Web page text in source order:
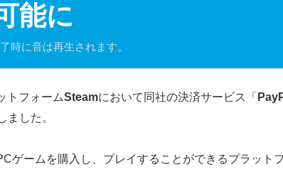
能に
時に音は再生されます。
トフォームSteamにおいて同社の決済サービス「
ました。
ゲームを購入し、プレイすることができるプラット